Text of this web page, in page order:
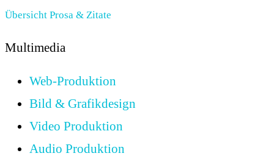
Übersicht Prosa & Zitate
Multimedia
Web-Produktion
Bild & Grafikdesign
Video Produktion
Audio Produktion